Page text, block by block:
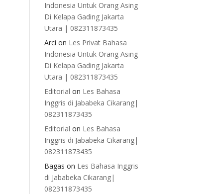
Indonesia Untuk Orang Asing
Di Kelapa Gading Jakarta
Utara | 082311873435
Arci on Les Privat Bahasa
Indonesia Untuk Orang Asing
Di Kelapa Gading Jakarta
Utara | 082311873435
Editorial on Les Bahasa
Inggris di Jababeka Cikarang|
082311873435
Editorial on Les Bahasa
Inggris di Jababeka Cikarang|
082311873435
Bagas on Les Bahasa Inggris
di Jababeka Cikarang|
082311873435